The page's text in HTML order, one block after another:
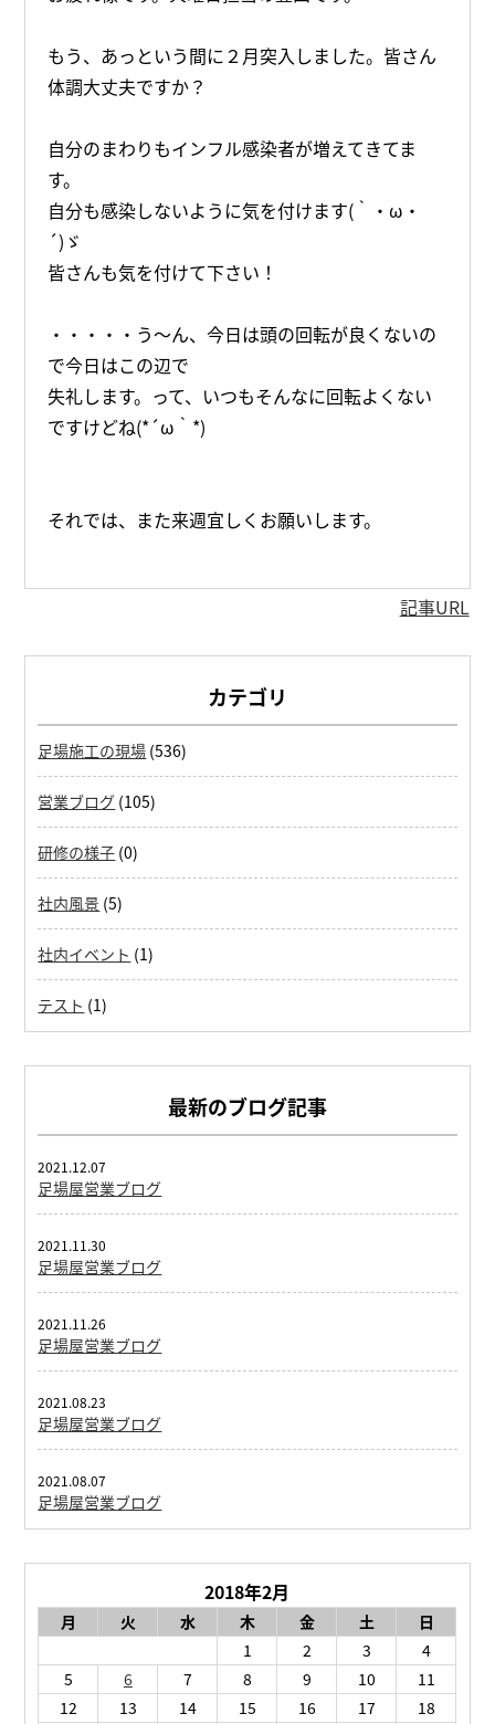
もう、あっという間に２月突入しました。皆さん
体調大丈夫ですか？
自分のまわりもインフル感染者が増えてきてま
す。
自分も感染しないように気を付けます(｀・ω・
´)ゞ
皆さんも気を付けて下さい！
・・・・・う～ん、今日は頭の回転が良くないの
で今日はこの辺で
失礼します。って、いつもそんなに回転よくない
ですけどね(*´ω｀*)
それでは、また来週宜しくお願いします。
記事URL
カテゴリ
足場施工の現場 (536)
営業ブログ (105)
研修の様子 (0)
社内風景 (5)
社内イベント (1)
テスト (1)
最新のブログ記事
足場屋営業ブログ
2021.12.07
足場屋営業ブログ
2021.11.30
足場屋営業ブログ
2021.11.26
足場屋営業ブログ
2021.08.23
足場屋営業ブログ
2021.08.07
2018年2月
月 火 水 木 金 土
日
1
2 3
4
5
6 7 8 9 10
11
12
13 14 15 16 17 18